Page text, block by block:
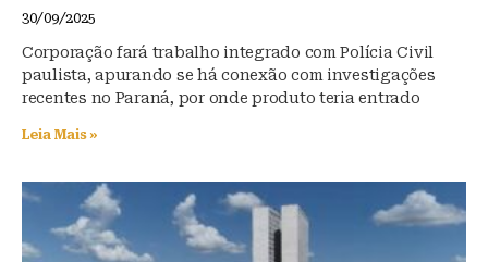
30/09/2025
Corporação fará trabalho integrado com Polícia Civil
paulista, apurando se há conexão com investigações
recentes no Paraná, por onde produto teria entrado
Leia Mais »